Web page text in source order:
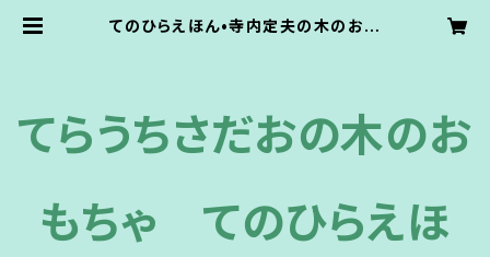
てのひらえほん•寺内定夫の木のおも
てらうちさだおの木のお
もちゃ てのひらえほ